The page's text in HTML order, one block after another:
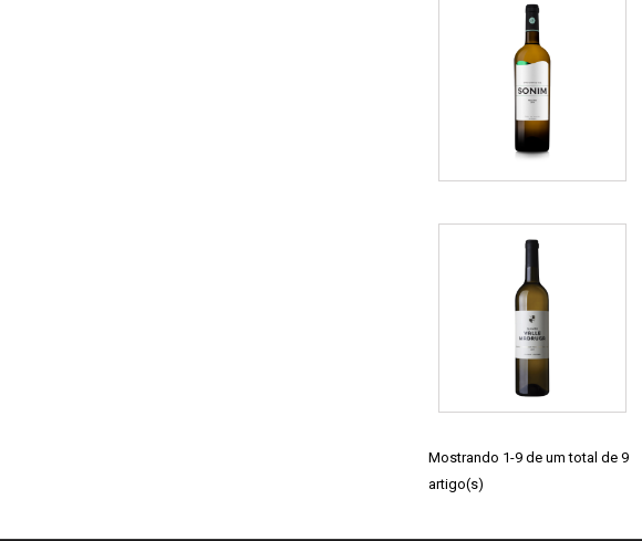
Mostrando 1-9 de um total de 9
artigo(s)